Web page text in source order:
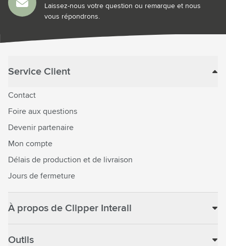
Laissez-nous votre question ou remarque et nous
vous répondrons.
Service Client
Contact
Foire aux questions
Devenir partenaire
Mon compte
Délais de production et de livraison
Jours de fermeture
À propos de Clipper Interall
Outils